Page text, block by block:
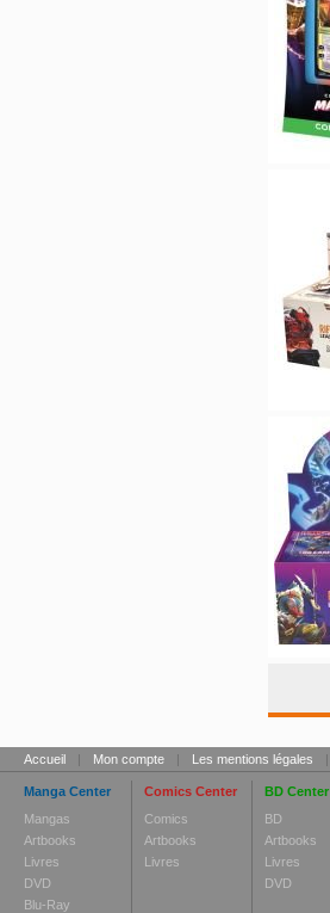
Accueil | Mon compte | Les mentions légales |
Manga Center
Mangas
Artbooks
Livres
DVD
Blu-Ray
Comics Center
Comics
Artbooks
Livres
BD Center
BD
Artbooks
Livres
DVD